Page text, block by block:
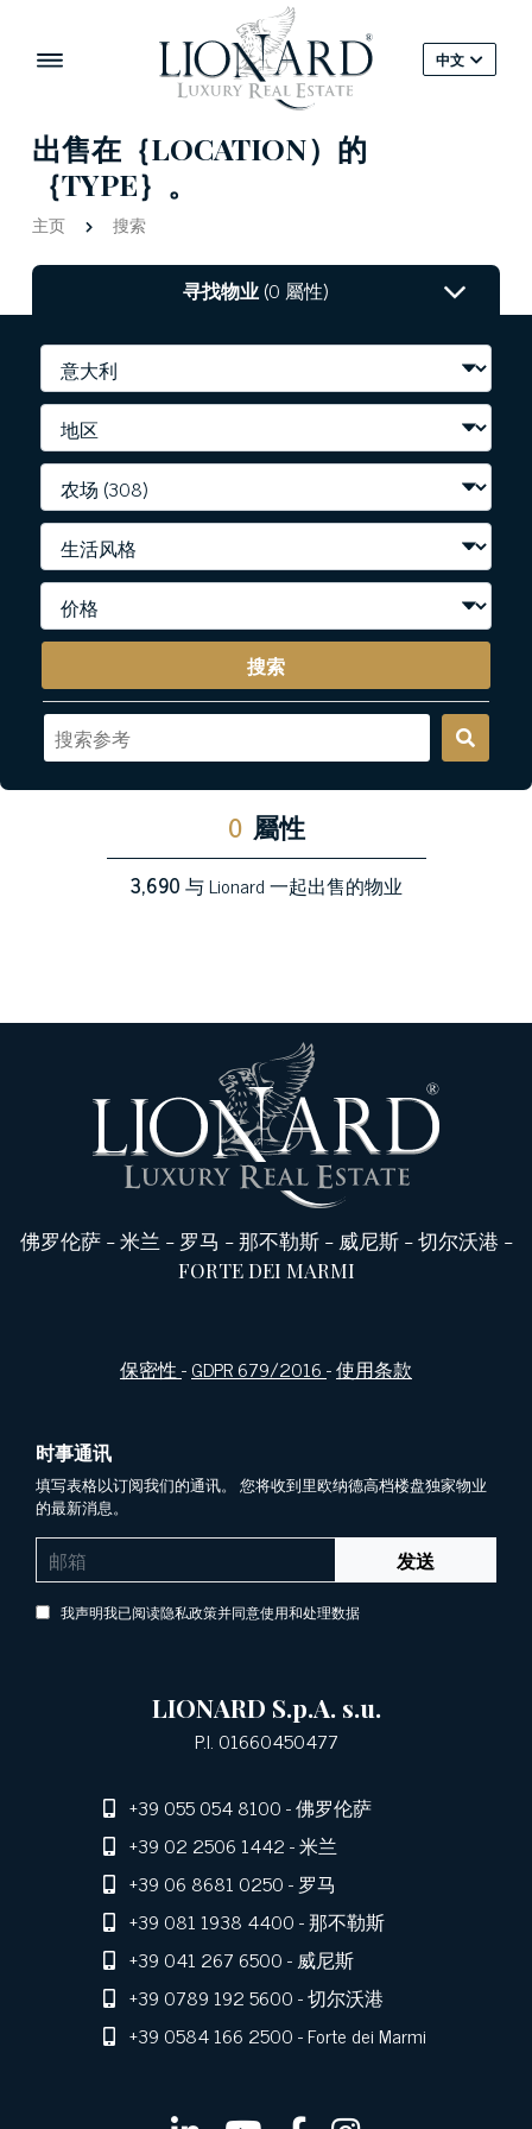
中文
出售在｛LOCATION）的
｛TYPE｝。
主页 搜索
寻找物业(0 屬性)
搜索
0 屬性
3,690与 Lionard 一起出售的物业
佛罗伦萨-米兰 - 罗马 -那不勒斯- 威尼斯-切尔沃港 -
FORTE DEI MARMI
保密性-GDPR 679/2016-使用条款
时事通讯
填写表格以订阅我们的通讯。 您将收到里欧纳德高档楼盘独家物业
的最新消息。
发送
我声明我已阅读隐私政策并同意使用和处理数据
LIONARD S.p.A. s.u.
P.I. 01660450477
+39 055 054 8100- 佛罗伦萨
+39 02 2506 1442- 米兰
+39 06 8681 0250- 罗马
+39 081 1938 4400- 那不勒斯
+39 041 267 6500- 威尼斯
+39 0789 192 5600- 切尔沃港
+39 0584 166 2500- Forte dei Marmi